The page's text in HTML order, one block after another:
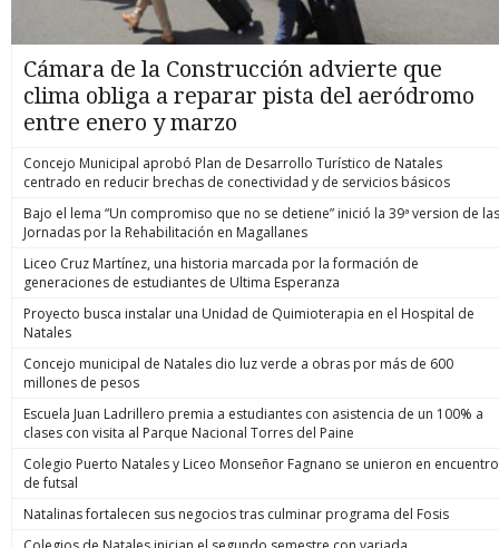
Cámara de la Construcción advierte que
clima obliga a reparar pista del aeródromo
entre enero y marzo
Concejo Municipal aprobó Plan de Desarrollo Turístico de Natales
centrado en reducir brechas de conectividad y de servicios básicos
Bajo el lema “Un compromiso que no se detiene” inició la 39ª version de las
Jornadas por la Rehabilitación en Magallanes
Liceo Cruz Martínez, una historia marcada por la formación de
generaciones de estudiantes de Ultima Esperanza
Proyecto busca instalar una Unidad de Quimioterapia en el Hospital de
Natales
Concejo municipal de Natales dio luz verde a obras por más de 600
millones de pesos
Escuela Juan Ladrillero premia a estudiantes con asistencia de un 100% a
clases con visita al Parque Nacional Torres del Paine
Colegio Puerto Natales y Liceo Monseñor Fagnano se unieron en encuentro
de futsal
Natalinas fortalecen sus negocios tras culminar programa del Fosis